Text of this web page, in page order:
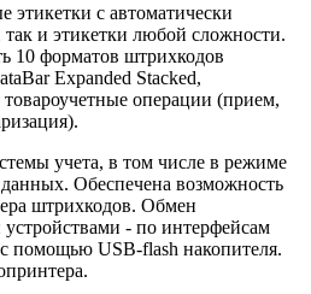
этикетки с автоматически
и этикетки любой сложности.
10 форматов штрихкодов
Expanded Stacked,
операции (прием,
учета, в том числе в режиме
Обеспечена возможность
штрихкодов. Обмен
- по интерфейсам
помощью USB-flash накопителя.